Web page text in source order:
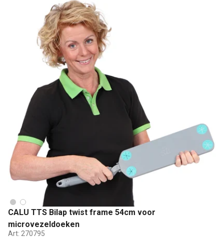
CALU TTS Bilap twist frame 54cm voor
microvezeldoeken
Art: 270795